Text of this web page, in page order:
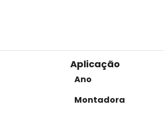
Aplicação
Ano
Montadora